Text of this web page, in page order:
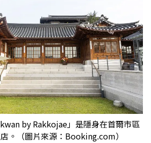
by Rakkojae」是隱身在首爾市區
。（圖片來源：Booking.com）